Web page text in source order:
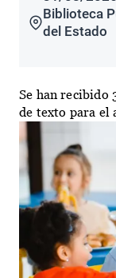
Biblioteca
del Estado
Se han recibido
de texto para el